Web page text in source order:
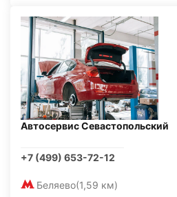
Автосервис Севастопольский
+7 (499) 653-72-12
Беляево(1,59 км)